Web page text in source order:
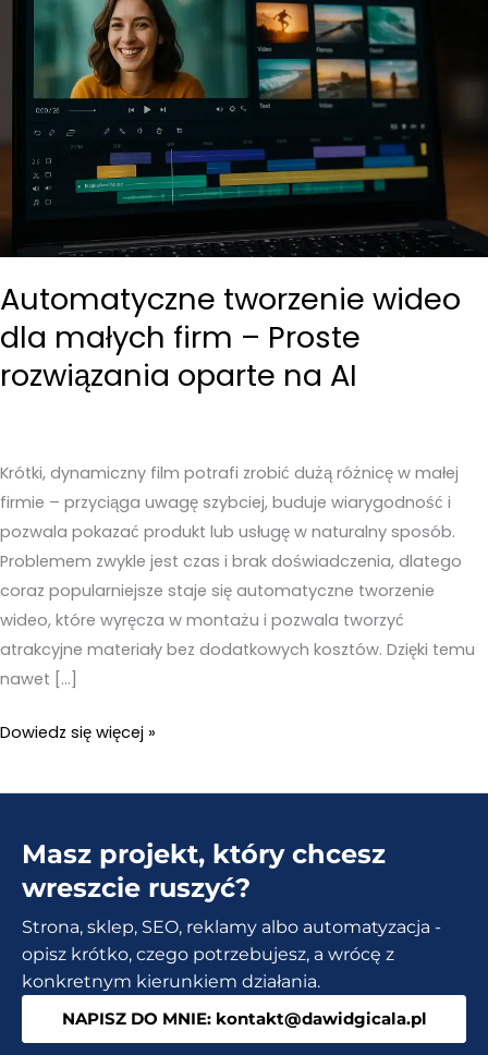
Automatyczne tworzenie wideo
dla małych firm – Proste
rozwiązania oparte na AI
Krótki, dynamiczny film potrafi zrobić dużą różnicę w małej
firmie – przyciąga uwagę szybciej, buduje wiarygodność i
pozwala pokazać produkt lub usługę w naturalny sposób.
Problemem zwykle jest czas i brak doświadczenia, dlatego
coraz popularniejsze staje się automatyczne tworzenie
wideo, które wyręcza w montażu i pozwala tworzyć
atrakcyjne materiały bez dodatkowych kosztów. Dzięki temu
nawet […]
Automatyczne
wideo
małych
firm
Proste
rozwiązania
oparte
Dowiedz się więcej »
Masz projekt, który chcesz
wreszcie ruszyć?
Strona, sklep, SEO, reklamy albo automatyzacja -
opisz krótko, czego potrzebujesz, a wrócę z
konkretnym kierunkiem działania.
NAPISZ DO MNIE: kontakt@dawidgicala.pl